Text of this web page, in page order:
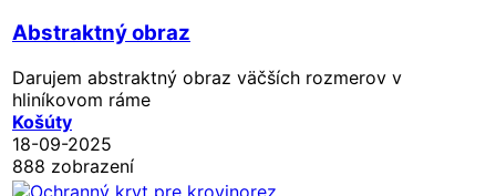
Abstraktný obraz
Darujem abstraktný obraz väčších rozmerov v
hliníkovom ráme
Košúty
18-09-2025
888 zobrazení